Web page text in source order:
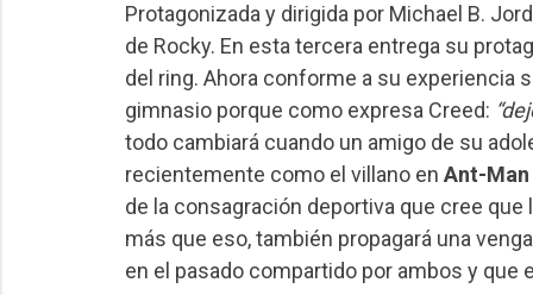
Protagonizada y dirigida por Michael B.
de Rocky. En esta tercera entrega su
del ring. Ahora conforme a su experiencia
gimnasio porque como expresa Creed:
todo cambiará cuando un amigo de su
recientemente como el villano en Ant-Man
de la consagración deportiva que cree
más que eso, también propagará una
en el pasado compartido por ambos y que